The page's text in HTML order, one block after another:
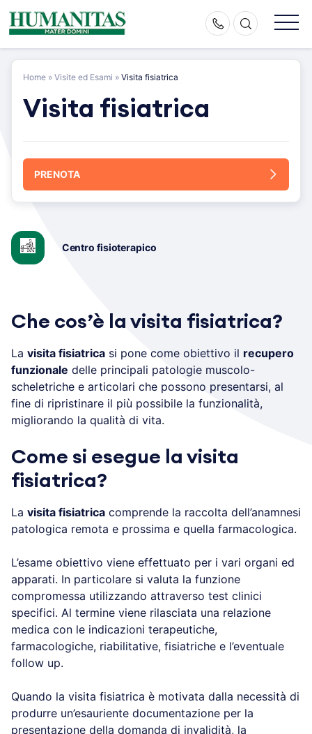
Skip
to
Home » Visite ed Esami » Visita fisiatrica
Visita fisiatrica
PRENOTA
Che cos’è la visita fisiatrica?
La visita fisiatrica si pone come obiettivo il recupero
funzionale delle principali patologie muscolo-
scheletriche e articolari che possono presentarsi, al
fine di ripristinare il più possibile la funzionalità,
migliorando la qualità di vita.
Come si esegue la visita
fisiatrica?
La visita fisiatrica comprende la raccolta dell’anamnesi
patologica remota e prossima e quella farmacologica.
L’esame obiettivo viene effettuato per i vari organi ed
apparati. In particolare si valuta la funzione
compromessa utilizzando attraverso test clinici
specifici. Al termine viene rilasciata una relazione
medica con le indicazioni terapeutiche,
farmacologiche, riabilitative, fisiatriche e l’eventuale
follow up.
Quando la visita fisiatrica è motivata dalla necessità di
produrre un’esauriente documentazione per la
presentazione della domanda di invalidità, la
Centro fisioterapico